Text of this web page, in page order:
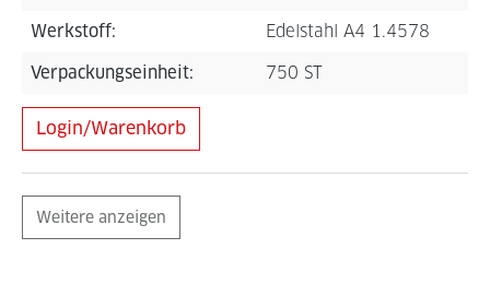
Werkstoff: Edelstahl A4 1.4578
Verpackungseinheit: 750 ST
Login/Warenkorb
Weitere anzeigen